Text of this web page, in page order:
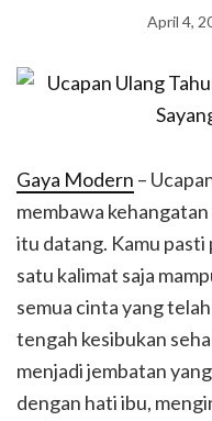
April 4,
Gaya Modern –
membawa
itu datang. Kamu pasti
satu kalimat saja
semua cinta yang
tengah kesibukan
menjadi jembatan
dengan hati ibu,